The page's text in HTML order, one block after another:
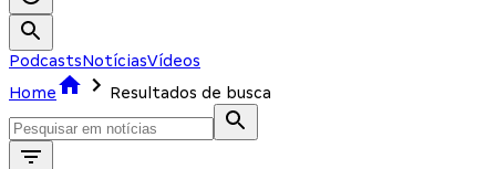
PodcastsNotíciasVídeos
Home
Resultados de busca